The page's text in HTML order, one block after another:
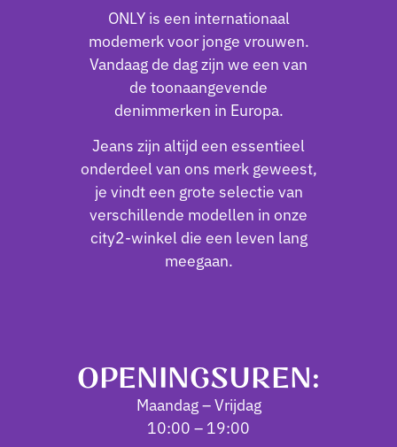
ONLY is een internationaal
modemerk voor jonge vrouwen.
Vandaag de dag zijn we een van
de toonaangevende
denimmerken in Europa.
Jeans zijn altijd een essentieel
onderdeel van ons merk geweest,
je vindt een grote selectie van
verschillende modellen in onze
city2-winkel die een leven lang
meegaan.
OPENINGSUREN:
Maandag – Vrijdag
10:00 – 19:00